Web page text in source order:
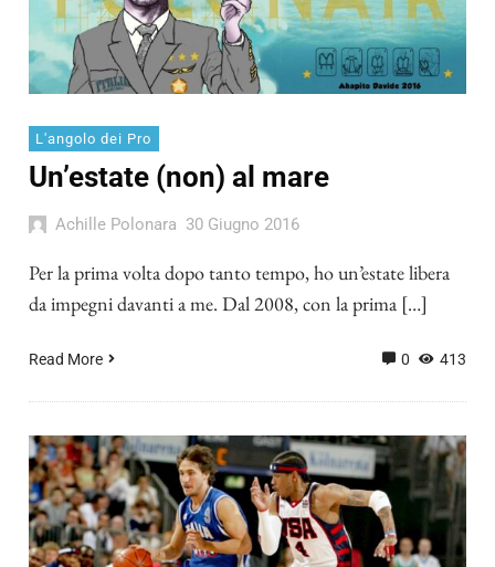
L'angolo dei Pro
Un’estate (non) al mare
Achille Polonara 30 Giugno 2016
Per la prima volta dopo tanto tempo, ho un’estate libera
da impegni davanti a me. Dal 2008, con la prima […]
Read More 0 413